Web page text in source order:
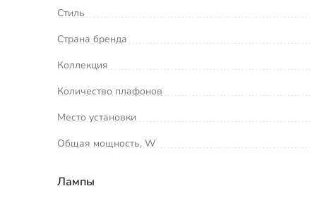
Стиль
Страна бренда
Коллекция
Количество плафонов
Место установки
Общая мощность, W
Лампы